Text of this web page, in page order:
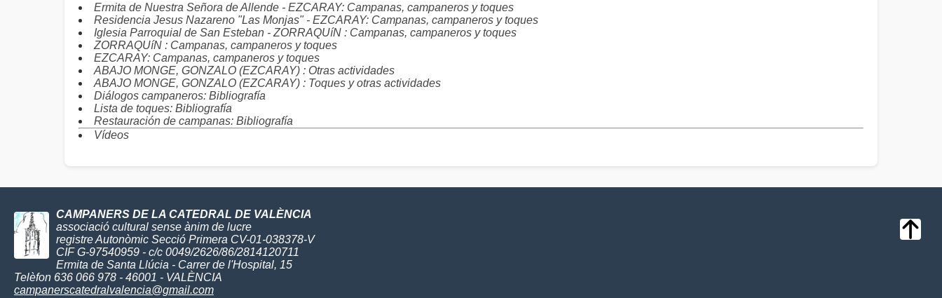
Ermita de Nuestra Señora de Allende - EZCARAY: Campanas, campaneros y toques
Residencia Jesus Nazareno "Las Monjas" - EZCARAY: Campanas, campaneros y toques
Iglesia Parroquial de San Esteban - ZORRAQUíN : Campanas, campaneros y toques
ZORRAQUíN : Campanas, campaneros y toques
EZCARAY: Campanas, campaneros y toques
ABAJO MONGE, GONZALO (EZCARAY) : Otras actividades
ABAJO MONGE, GONZALO (EZCARAY) : Toques y otras actividades
Diálogos campaneros: Bibliografía
Lista de toques: Bibliografía
Restauración de campanas: Bibliografía
Vídeos
CAMPANERS DE LA CATEDRAL DE VALÈNCIA
associació cultural sense ànim de lucre
registre Autonòmic Secció Primera CV-01-038378-V
CIF G-97540959 - c/c 0049/2626/86/2814120711
Ermita de Santa Llúcia - Carrer de l'Hospital, 15
Telèfon 636 066 978 - 46001 - VALÈNCIA
campanerscatedralvalencia@gmail.com